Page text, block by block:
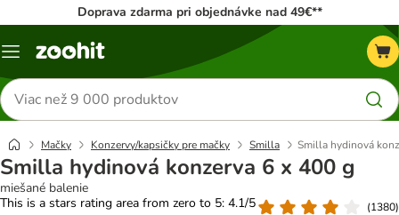
Doprava zdarma pri objednávke nad 49€**
Kategórie
Hľadať
produkty
Mačky Konzervy/kapsičky pre mačky Smilla Smilla hydinová
Smilla hydinová konzerva 6 x 400 g
miešané balenie
This is a stars rating area from zero to 5: 4.1/5
(1380)